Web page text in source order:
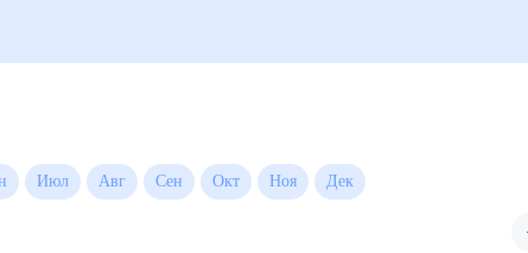
Июн Июл Авг Сен Окт Ноя